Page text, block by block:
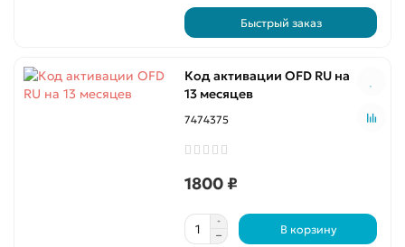
Быстрый заказ
Код активации OFD RU на
13 месяцев
7474375
1800 ₽
В корзину